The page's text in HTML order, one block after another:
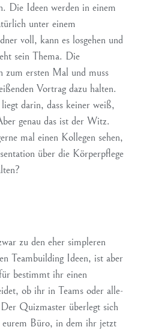
Die Ideen werden in einem
unter einem
voll, kann es losgehen und
sein Thema. Die
zum ersten Mal und muss
Vortrag dazu halten.
darin, dass keiner weiß,
genau das ist der Witz.
mal einen Kollegen sehen,
über die Körperpflege
zu den eher simpleren
Teambuilding Ideen, ist aber
bestimmt ihr einen
ob ihr in Teams oder alle-
Quizmaster überlegt sich
eurem Büro, in dem ihr jetzt